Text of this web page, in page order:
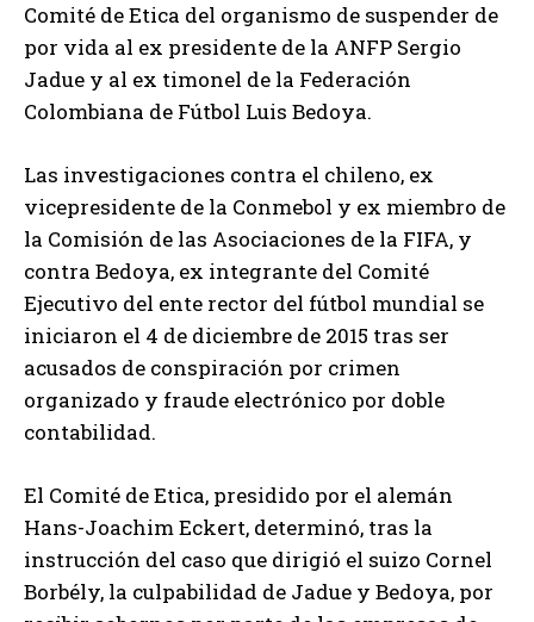
Comité de Etica del organismo de suspender de
por vida al ex presidente de la ANFP Sergio
Jadue y al ex timonel de la Federación
Colombiana de Fútbol Luis Bedoya.
Las investigaciones contra el chileno, ex
vicepresidente de la Conmebol y ex miembro de
la Comisión de las Asociaciones de la FIFA, y
contra Bedoya, ex integrante del Comité
Ejecutivo del ente rector del fútbol mundial se
iniciaron el 4 de diciembre de 2015 tras ser
acusados de conspiración por crimen
organizado y fraude electrónico por doble
contabilidad.
El Comité de Etica, presidido por el alemán
Hans-Joachim Eckert, determinó, tras la
instrucción del caso que dirigió el suizo Cornel
Borbély, la culpabilidad de Jadue y Bedoya, por